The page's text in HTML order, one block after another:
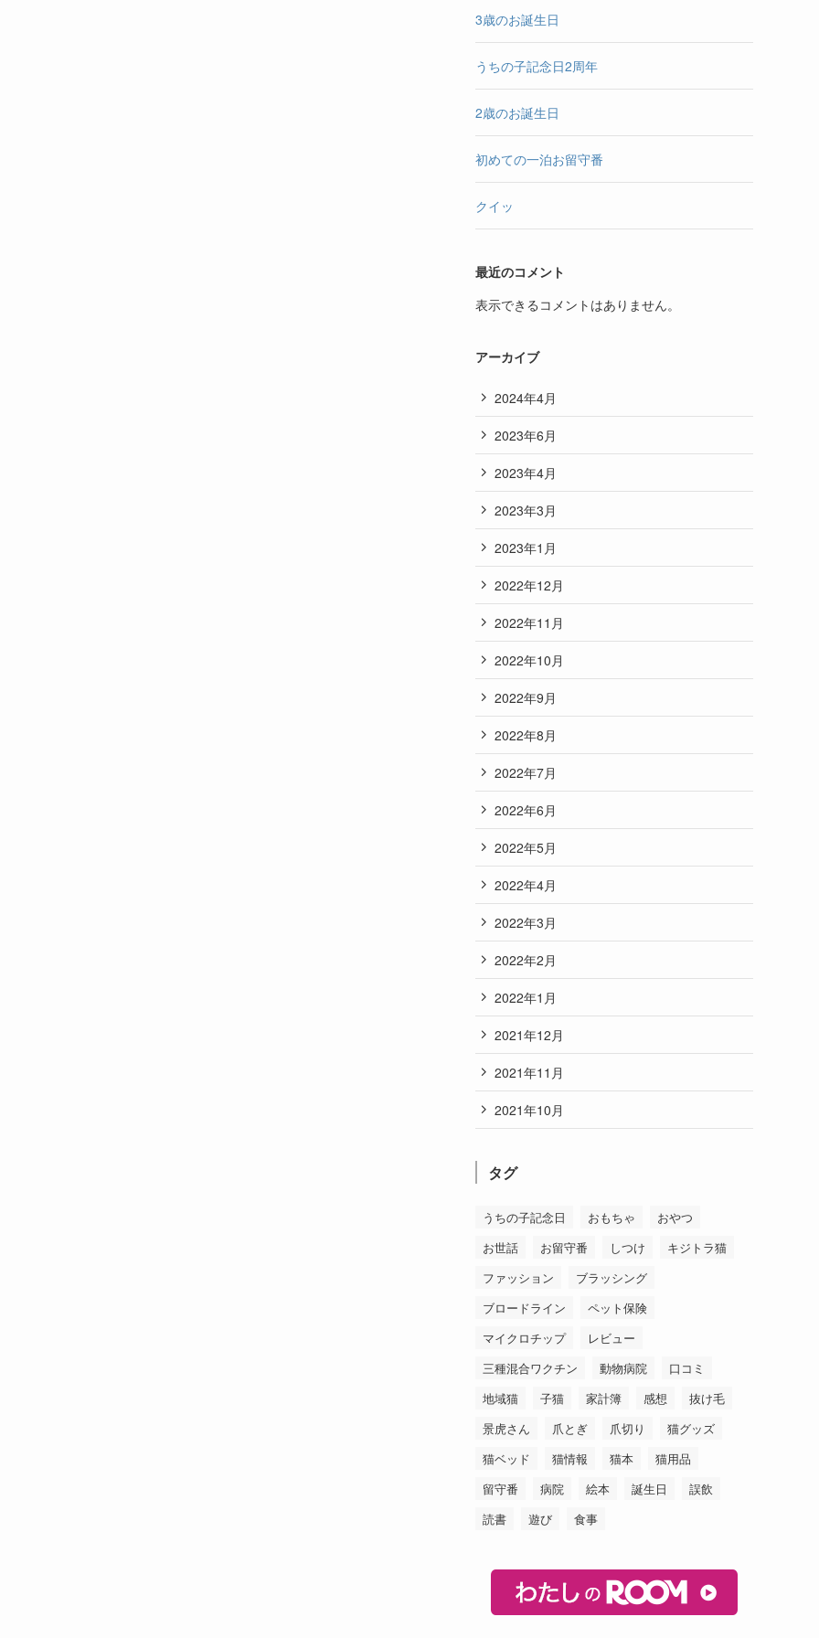
3歳のお誕生日
うちの子記念日2周年
2歳のお誕生日
初めての一泊お留守番
クイッ
最近のコメント
表示できるコメントはありません。
アーカイブ
2024年4月
2023年6月
2023年4月
2023年3月
2023年1月
2022年12月
2022年11月
2022年10月
2022年9月
2022年8月
2022年7月
2022年6月
2022年5月
2022年4月
2022年3月
2022年2月
2022年1月
2021年12月
2021年11月
2021年10月
タグ
うちの子記念日 おもちゃ
おやつ
お世話
お留守番 しつけ
キジトラ猫
ファッション
ブラッシング
ブロードライン
ペット保険
マイクロチップ
レビュー
三種混合ワクチン
動物病院
口コミ
地域猫
子猫 家計簿 感想
抜け毛
景虎さん
爪とぎ 爪切り
猫グッズ
猫ベッド
猫情報 猫本
猫用品
留守番
病院 絵本 誕生日
誤飲
読書
遊び 食事